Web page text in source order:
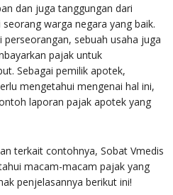
dan juga tanggungan dari
warga negara yang baik.
sebuah usaha juga
pajak untuk
Sebagai pemilik apotek,
mengetahui mengenai hal ini,
laporan pajak apotek yang
terkait contohnya, Sobat Vmedis
macam-macam pajak yang
penjelasannya berikut ini!